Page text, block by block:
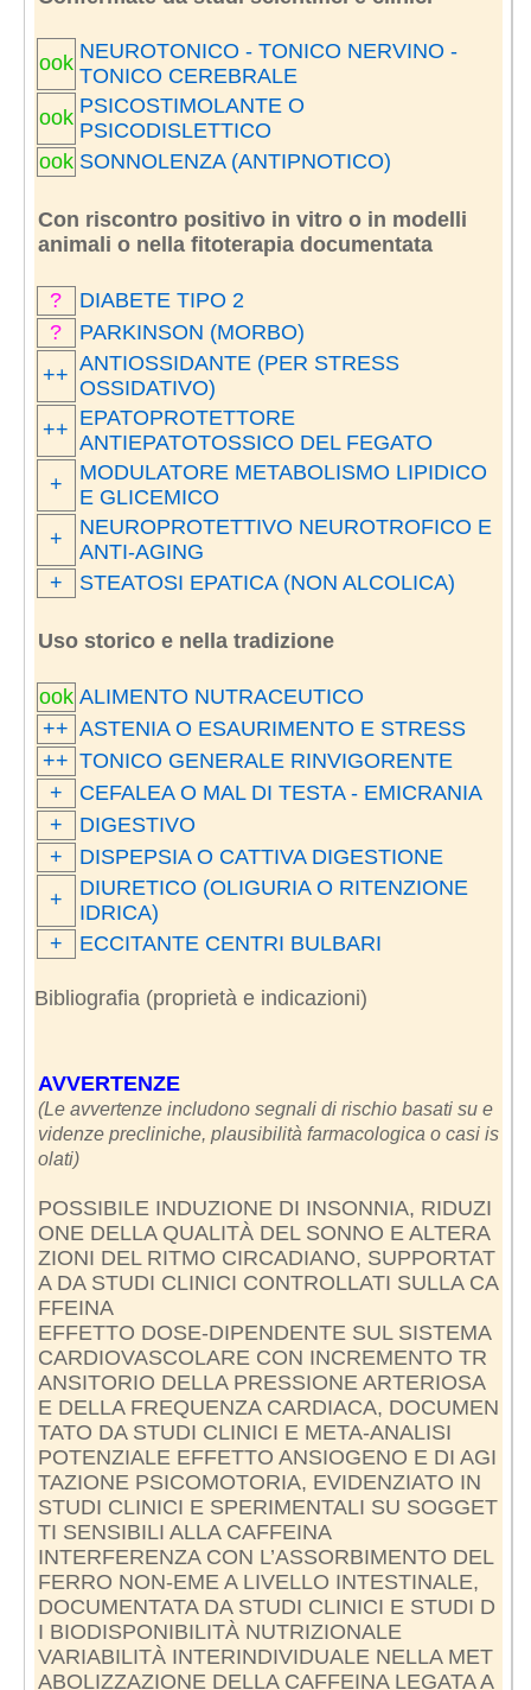
ook NEUROTONICO - TONICO NERVINO -
TONICO CEREBRALE
ook PSICOSTIMOLANTE O
PSICODISLETTICO
ook SONNOLENZA (ANTIPNOTICO)
Con riscontro positivo in vitro o in modelli
animali o nella fitoterapia documentata
?
DIABETE TIPO 2
?
PARKINSON (MORBO)
++ ANTIOSSIDANTE (PER STRESS
OSSIDATIVO)
++ EPATOPROTETTORE
ANTIEPATOTOSSICO DEL FEGATO
+
MODULATORE METABOLISMO LIPIDICO
E GLICEMICO
+
NEUROPROTETTIVO NEUROTROFICO E
ANTI-AGING
+
STEATOSI EPATICA (NON ALCOLICA)
Uso storico e nella tradizione
ook ALIMENTO NUTRACEUTICO
++ ASTENIA O ESAURIMENTO E STRESS
++ TONICO GENERALE RINVIGORENTE
+
CEFALEA O MAL DI TESTA - EMICRANIA
+
DIGESTIVO
+
DISPEPSIA O CATTIVA DIGESTIONE
+
DIURETICO (OLIGURIA O RITENZIONE
IDRICA)
+
ECCITANTE CENTRI BULBARI
Bibliografia (proprietà e indicazioni)
AVVERTENZE
(Le avvertenze includono segnali di rischio basati su e
videnze precliniche, plausibilità farmacologica o casi is
olati)
POSSIBILE INDUZIONE DI INSONNIA, RIDUZI
ONE DELLA QUALITÀ DEL SONNO E ALTERA
ZIONI DEL RITMO CIRCADIANO, SUPPORTAT
A DA STUDI CLINICI CONTROLLATI SULLA CA
FFEINA
EFFETTO DOSE-DIPENDENTE SUL SISTEMA
CARDIOVASCOLARE CON INCREMENTO TR
ANSITORIO DELLA PRESSIONE ARTERIOSA
E DELLA FREQUENZA CARDIACA, DOCUMEN
TATO DA STUDI CLINICI E META-ANALISI
POTENZIALE EFFETTO ANSIOGENO E DI AGI
TAZIONE PSICOMOTORIA, EVIDENZIATO IN
STUDI CLINICI E SPERIMENTALI SU SOGGET
TI SENSIBILI ALLA CAFFEINA
INTERFERENZA CON L’ASSORBIMENTO DEL
FERRO NON-EME A LIVELLO INTESTINALE,
DOCUMENTATA DA STUDI CLINICI E STUDI D
I BIODISPONIBILITÀ NUTRIZIONALE
VARIABILITÀ INTERINDIVIDUALE NELLA MET
ABOLIZZAZIONE DELLA CAFFEINA LEGATA A